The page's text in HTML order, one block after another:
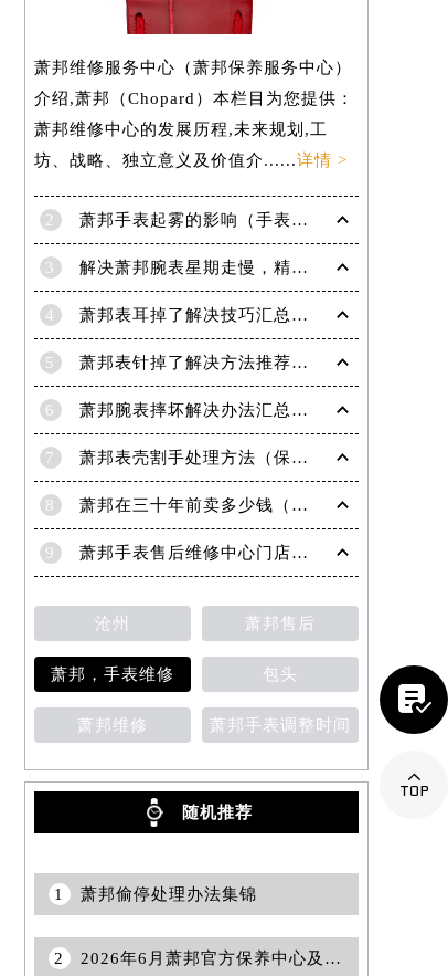
萧邦维修服务中心（萧邦保养服务中心）
介绍,萧邦（Chopard）本栏目为您提供：
萧邦维修中心的发展历程,未来规划,工
坊、战略、独立意义及价值介......详情 >
2 萧邦手表起雾的影响（手表起雾维护建议）
3 解决萧邦腕表星期走慢，精准调校秘籍在这里
4 萧邦表耳掉了解决技巧汇总（轻松修复爱表的小妙招）
5 萧邦表针掉了解决方法推荐（轻松修复你的爱表）
6 萧邦腕表摔坏解决办法汇总（专业修复与日常保养技巧）
7 萧邦表壳割手处理方法（保养与修复技巧指南）
8 萧邦在三十年前卖多少钱（名表价格变迁的历史洞察）
9 萧邦手表售后维修中心门店地址
沧州 萧邦售后
萧邦，手表维修 包头
萧邦维修 萧邦手表调整时间
随机推荐
1 萧邦偷停处理办法集锦
2 2026年6月萧邦官方保养中心及维修服务点变动对照补充确认文件

